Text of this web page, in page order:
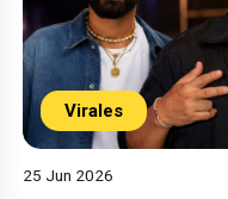
Virales
25 Jun 2026